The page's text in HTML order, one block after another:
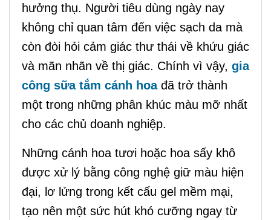
hưởng thụ. Người tiêu dùng ngày nay
không chỉ quan tâm đến việc sạch da mà
còn đòi hỏi cảm giác thư thái về khứu giác
và mãn nhãn về thị giác. Chính vì vậy, gia
công sữa tắm cánh hoađã trở thành
một trong những phân khúc màu mỡ nhất
cho các chủ doanh nghiệp.
Những cánh hoa tươi hoặc hoa sấy khô
được xử lý bằng công nghệ giữ màu hiện
đại, lơ lửng trong kết cấu gel mềm mại,
tạo nên một sức hút khó cưỡng ngay từ